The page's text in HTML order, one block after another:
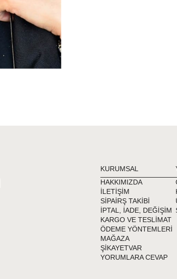
KURUMSAL
HAKKIMIZDA
İLETİŞİM
SİPAİRŞ TAKİBİ
İPTAL, İADE, DEĞİŞİM
KARGO VE TESLİMAT
ÖDEME YÖNTEMLERİ
MAĞAZA
ŞİKAYETVAR
YORUMLARA CEVAP